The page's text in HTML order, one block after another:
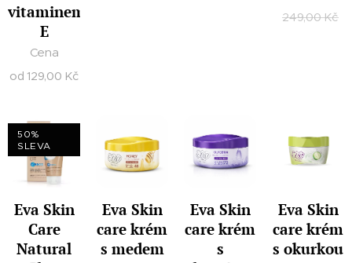
vitaminem
E
Cena
od 129,00 Kč
249,00Kč
Eva Skin
Care
Natural
50%
SLEVA
Eva Skin
care krém
s medem
Eva Skin
care krém
s
Eva Skin
care krém
s okurkou